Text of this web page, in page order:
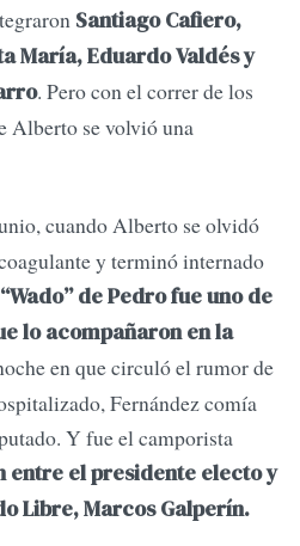
Santiago Cafiero,
María, Eduardo Valdés y
. Pero con el correr de los
Alberto se volvió una
cuando Alberto se olvidó
y terminó internado
“Wado” de Pedro fue uno de
lo acompañaron en la
en que circuló el rumor de
Fernández comía
Y fue el camporista
entre el presidente electo y
Libre, Marcos Galperín.